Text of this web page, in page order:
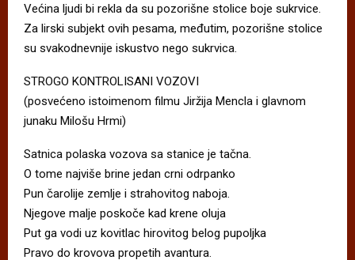
Većina ljudi bi rekla da su pozorišne stolice boje sukrvice.
Za lirski subjekt ovih pesama, međutim, pozorišne stolice
su svakodnevnije iskustvo nego sukrvica.
STROGO KONTROLISANI VOZOVI
(posvećeno istoimenom filmu Jiržija Mencla i glavnom
junaku Milošu Hrmi)
Satnica polaska vozova sa stanice je tačna.
O tome najviše brine jedan crni odrpanko
Pun čarolije zemlje i strahovitog naboja.
Njegove malje poskoče kad krene oluja
Put ga vodi uz kovitlac hirovitog belog pupoljka
Pravo do krovova propetih avantura.